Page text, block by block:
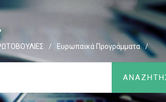
/ Ευρωπαικά Προγράμματα /